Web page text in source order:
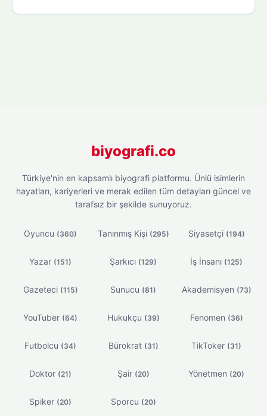
biyografi.co
Türkiye'nin en kapsamlı biyografi platformu. Ünlü isimlerin
hayatları, kariyerleri ve merak edilen tüm detayları güncel ve
tarafsız bir şekilde sunuyoruz.
Oyuncu (360) Tanınmış Kişi (295) Siyasetçi (194)
Yazar (151) Şarkıcı (129) İş İnsanı (125)
Gazeteci (115) Sunucu (81) Akademisyen (73)
YouTuber (64) Hukukçu (39) Fenomen (36)
Futbolcu (34) Bürokrat (31) TikToker (31)
Doktor (21) Şair (20) Yönetmen (20)
Spiker (20) Sporcu (20)